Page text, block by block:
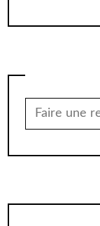
pour: